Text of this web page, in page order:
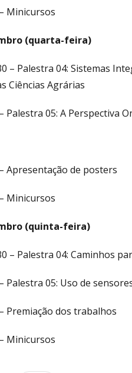
Minicursos
(quarta-feira)
– Palestra 04: Sistemas
Ciências Agrárias
Palestra 05: A Perspectiva
Apresentação de posters
Minicursos
(quinta-feira)
– Palestra 04: Caminhos
Palestra 05: Uso de
Premiação dos trabalhos
Minicursos